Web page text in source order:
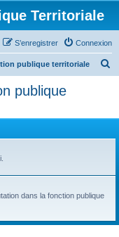
Territoriale
Connexion
S’enregistrer
publique territoriale
publique
dans la fonction publique